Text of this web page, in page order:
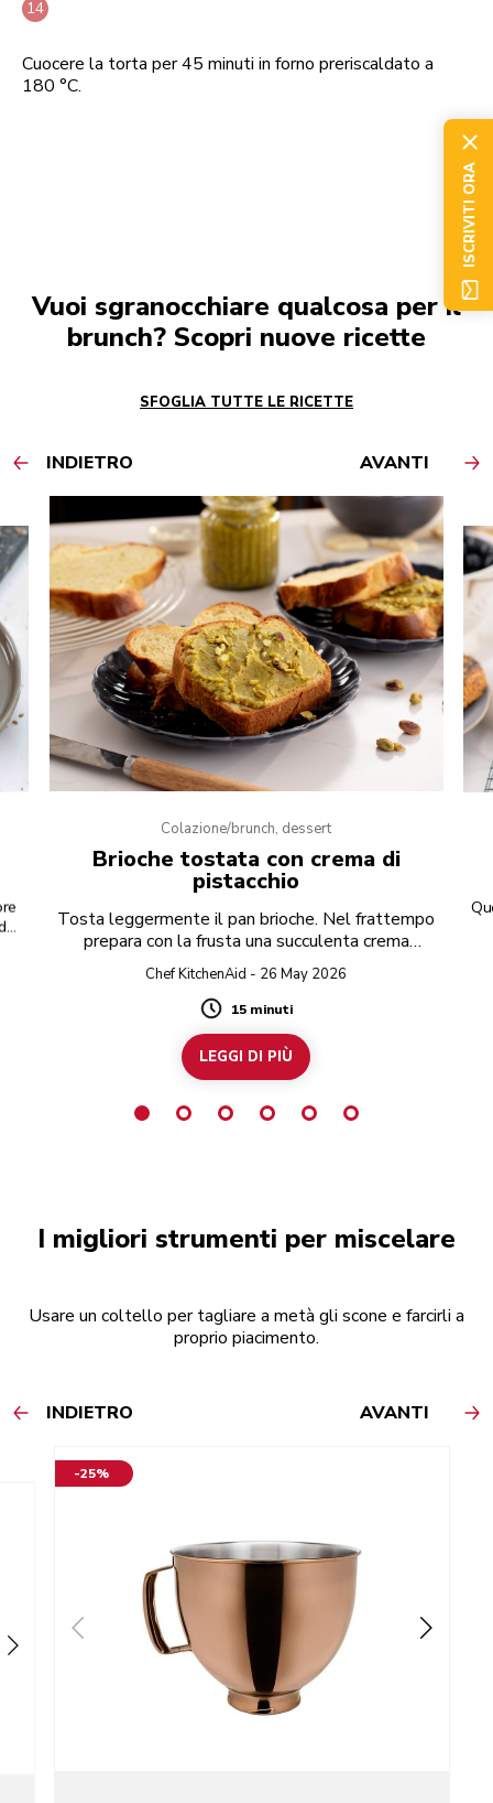
Cuocere la torta per 45 minuti in forno preriscaldato a
180 °C.
Vuoi sgranocchiare qualcosa per il
brunch? Scopri nuove ricette
SFOGLIA TUTTE LE RICETTE
INDIETRO AVANTI
Colazione/brunch, dessert
Brioche tostata con crema di
pistacchio
Tosta leggermente il pan brioche. Nel frattempo
prepara con la frusta una succulenta crema
spalmabile al pistacchio e cioccolato bianco.
Chef KitchenAid - 26 May 2026
Duration
15 minuti
LEGGI DI PIÙ
I migliori strumenti per miscelare
Usare un coltello per tagliare a metà gli scone e farcirli a
proprio piacimento.
INDIETRO AVANTI
-25%
ISCRIVITI ORA